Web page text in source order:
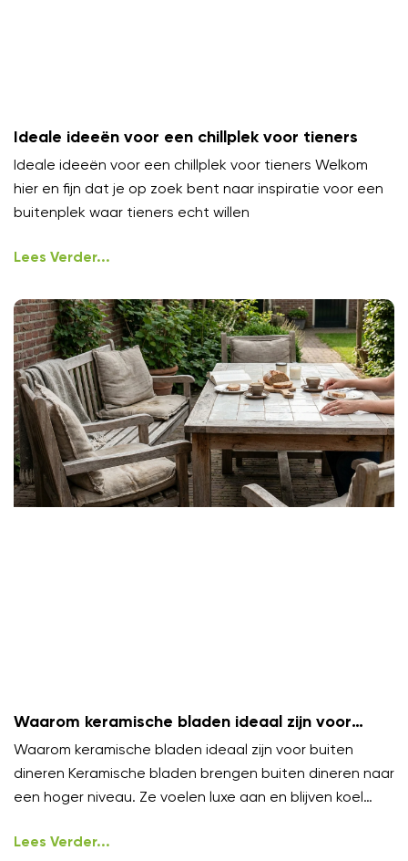
Ideale ideeën voor een chillplek voor tieners
Ideale ideeën voor een chillplek voor tieners Welkom
hier en fijn dat je op zoek bent naar inspiratie voor een
buitenplek waar tieners echt willen
Lees Verder...
Waarom keramische bladen ideaal zijn voor
buiten dineren
Waarom keramische bladen ideaal zijn voor buiten
dineren Keramische bladen brengen buiten dineren naar
een hoger niveau. Ze voelen luxe aan en blijven koel
Lees Verder...